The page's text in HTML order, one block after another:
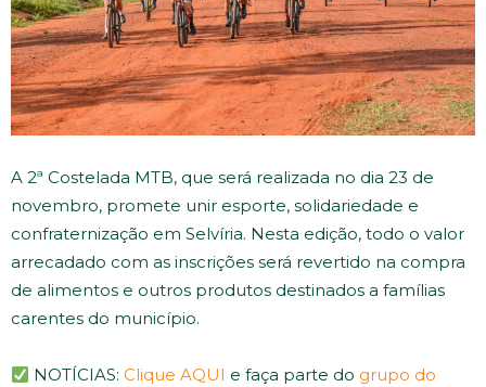
A 2ª Costelada MTB, que será realizada no dia 23 de
novembro, promete unir esporte, solidariedade e
confraternização em Selvíria. Nesta edição, todo o valor
arrecadado com as inscrições será revertido na compra
de alimentos e outros produtos destinados a famílias
carentes do município.
NOTÍCIAS: Clique AQUI e faça parte do grupo do